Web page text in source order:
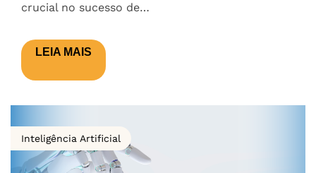
crucial no sucesso de…
LEIA MAIS
Inteligência Artificial